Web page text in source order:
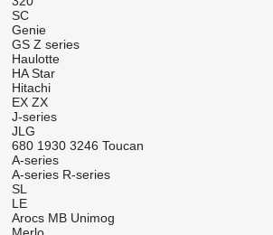
SC
Genie
GS Z series
Haulotte
HA Star
Hitachi
EX ZX
J-series
JLG
680 1930 3246 Toucan
A-series
A-series R-series
SL
LE
Arocs MB Unimog